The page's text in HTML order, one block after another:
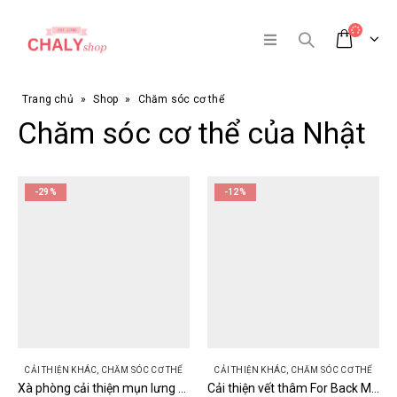
Trang chủ » Shop » Chăm sóc cơ thể
Chăm sóc cơ thể của Nhật
-29%
CẢI THIỆN KHÁC CHĂM SÓC CƠ THỂ
-12%
CẢI THIỆN KHÁC CHĂM SÓC CƠ THỂ